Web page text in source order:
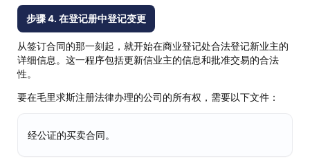
步骤 4. 在登记册中登记变更
从签订合同的那一刻起，就开始在商业登记处合法登记新业主的
详细信息。这一程序包括更新信业主的信息和批准交易的合法
性。
要在毛里求斯注册法律办理的公司的所有权，需要以下文件：
经公证的买卖合同。